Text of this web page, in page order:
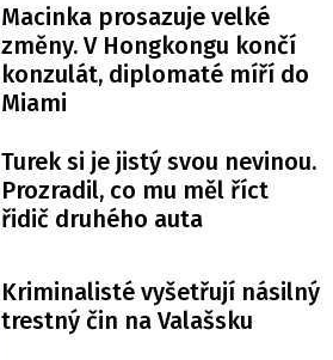
Macinka prosazuje velké
změny. V Hongkongu končí
konzulát, diplomaté míří do
Miami
Turek si je jistý svou nevinou.
Prozradil, co mu měl říct
řidič druhého auta
Kriminalisté vyšetřují násilný
trestný čin na Valašsku